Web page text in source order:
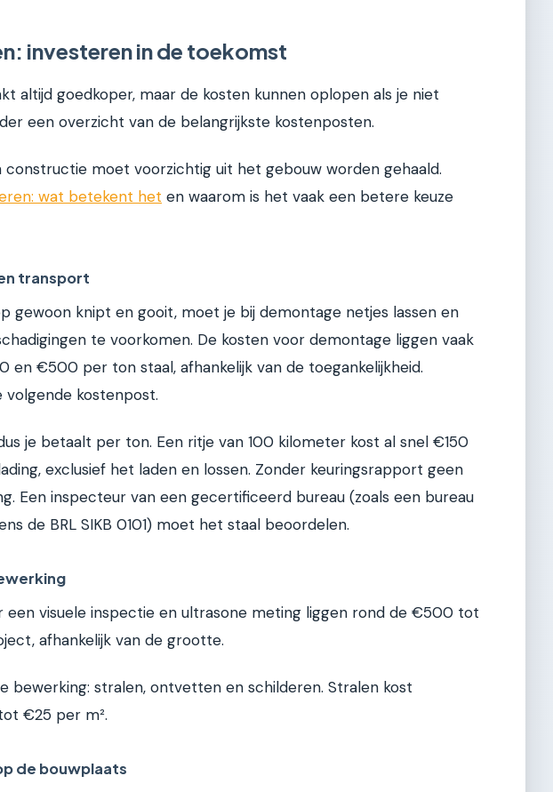
investeren in de toekomst
altijd goedkoper, maar de kosten kunnen oplopen als je niet
een overzicht van de belangrijkste kostenposten.
constructie moet voorzichtig uit het gebouw worden gehaald.
wat betekent het en waarom is het vaak een betere keuze
transport
gewoon knipt en gooit, moet je bij demontage netjes lassen en
te voorkomen. De kosten voor demontage liggen vaak
en €500 per ton staal, afhankelijk van de toegankelijkheid.
volgende kostenpost.
je betaalt per ton. Een ritje van 100 kilometer kost al snel €150
exclusief het laden en lossen. Zonder keuringsrapport geen
Een inspecteur van een gecertificeerd bureau (zoals een bureau
de BRL SIKB 0101) moet het staal beoordelen.
een visuele inspectie en ultrasone meting liggen rond de €500 tot
afhankelijk van de grootte.
bewerking: stralen, ontvetten en schilderen. Stralen kost
€25 per m².
de bouwplaats